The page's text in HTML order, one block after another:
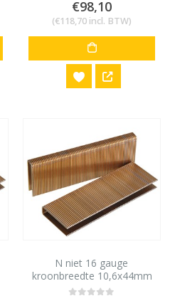
0out of 5
€98,10
(€118,70 incl. BTW)
N niet 16 gauge
kroonbreedte 10,6x44mm
10,000 stuks